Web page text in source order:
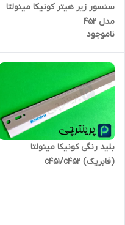
سنسور زیر هیتر کونیکا مینولتا
مدل 452
ناموجود
بلید رنگی کونیکا مینولتا
(فابریک) c451/c452